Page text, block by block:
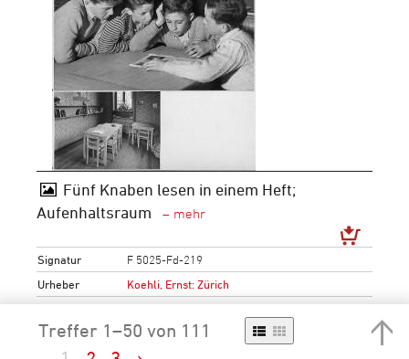
Fünf Knaben lesen in einem Heft;
Aufenhaltsraum
Signatur
F 5025-Fd-219
Urheber
Koehli, Ernst: Zürich
Periode
Neuzeit 20. Jh. 1901-1950
1941-
1950
Neuzeit
20. Jh. 1951-2000
Treffer 1–50 von 111